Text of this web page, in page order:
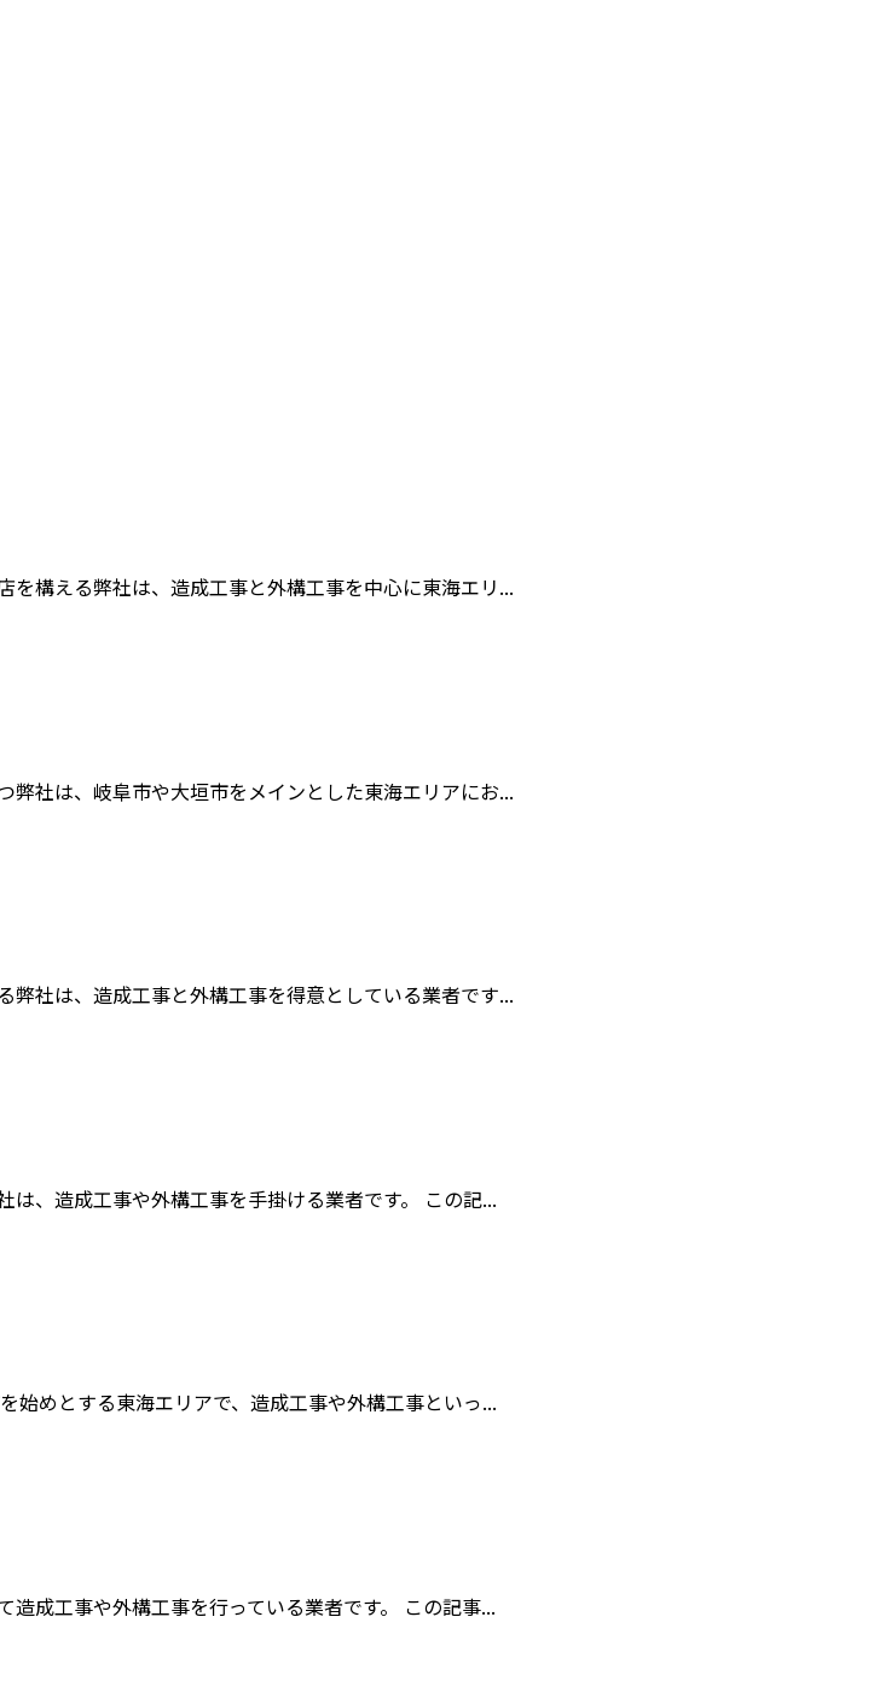
構える弊社は、造成工事と外構工事を中心に東海エリ...
社は、岐阜市や大垣市をメインとした東海エリアにお...
社は、造成工事と外構工事を得意としている業者です...
、造成工事や外構工事を手掛ける業者です。 この記...
始めとする東海エリアで、造成工事や外構工事といっ...
成工事や外構工事を行っている業者です。 この記事...